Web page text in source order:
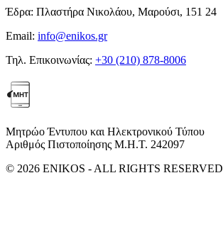
Έδρα: Πλαστήρα Νικολάου, Μαρούσι, 151 24
Email: info@enikos.gr
Τηλ. Επικοινωνίας: +30 (210) 878-8006
Μητρώο Έντυπου και Ηλεκτρονικού Τύπου
Αριθμός Πιστοποίησης Μ.Η.Τ. 242097
© 2026 ENIKOS - ALL RIGHTS RESERVED